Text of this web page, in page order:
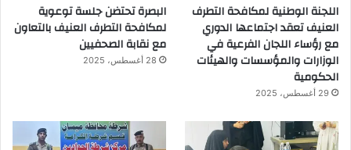
اللجنة الوطنية لمكافحة التطرف
العنيف تعقد اجتماعها الدوري
مع رؤساء اللجان الفرعية في
الوزارات والمؤسسات والهيئات
الحكومية
29 أغسطس، 2025
البصرة تحتضن جلسة توعوية
لمكافحة التطرف العنيف بالتعاون
مع نقابة الصحفيين
28 أغسطس، 2025